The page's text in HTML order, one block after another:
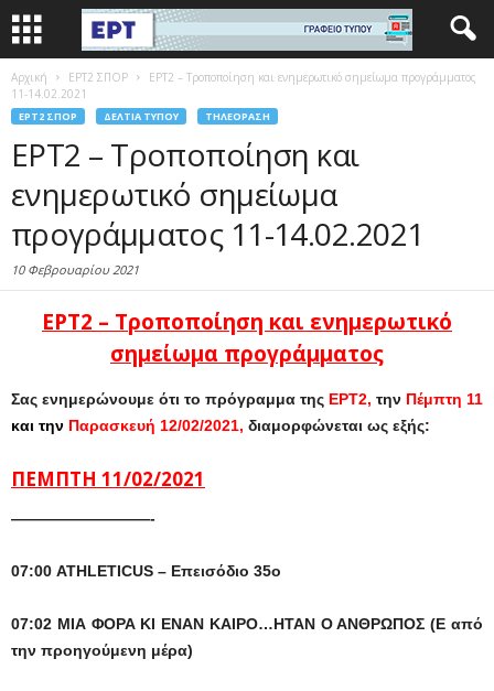
Αρχική EΡΤ2 ΣΠΟΡ
ΕΡΤ2 – Τροποποίηση και ενημερωτικό σημείωμα προγράμματος
11-14.02.2021
EΡΤ2 ΣΠΟΡ ΔΕΛΤΊΑ ΤΎΠΟΥ ΤΗΛΕΌΡΑΣΗ
ΕΡΤ2 – Τροποποίηση και
ενημερωτικό σημείωμα
προγράμματος 11-14.02.2021
10 Φεβρουαρίου 2021
ΕΡΤ2 – Τροποποίηση και ενημερωτικό
σημείωμα προγράμματος
Σας ενημερώνουμε ότι το πρόγραμμα της ΕΡΤ2, την Πέμπτη 11
και την Παρασκευή 12/02/2021, διαμορφώνεται ως εξής:
ΠΕΜΠΤΗ 11/02/2021
—————————-
07:00 ATHLETICUS – Eπεισόδιο 35ο
07:02 ΜΙΑ ΦΟΡΑ ΚΙ ΕΝΑΝ ΚΑΙΡΟ…ΗΤΑΝ Ο ΑΝΘΡΩΠΟΣ (Ε από
την προηγούμενη μέρα)